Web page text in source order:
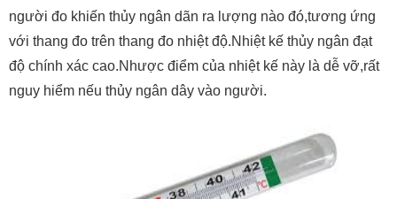
người đo khiến thủy ngân dãn ra lượng nào đó,tương ứng
với thang đo trên thang đo nhiệt độ.Nhiệt kế thủy ngân đạt
độ chính xác cao.Nhược điểm của nhiệt kế này là dễ vỡ,rất
nguy hiểm nếu thủy ngân dây vào người.